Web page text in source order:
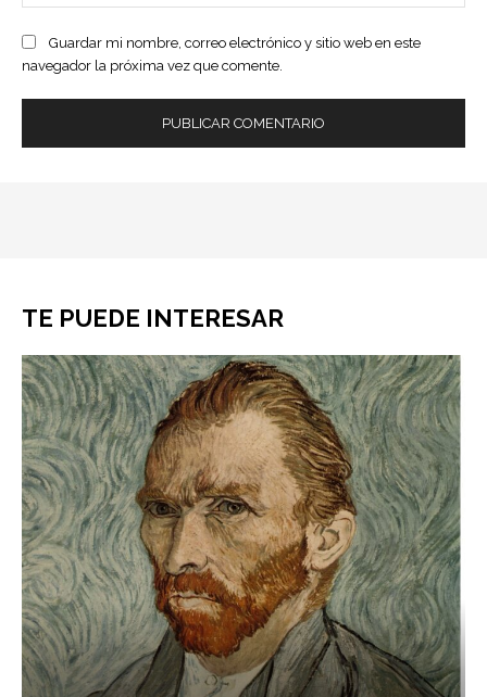
Guardar mi nombre, correo electrónico y sitio web en este
navegador la próxima vez que comente.
TE PUEDE INTERESAR